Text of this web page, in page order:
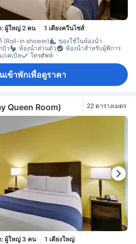
: ผู้ใหญ่ 2 คน
1 เตียงควีนไซส์
(Roll-in shower)
ของใช้ในห้องน้ำ
บัว ห้องน้ำส่วนตัว
ห้องน้ำสำหรับผู้พิการ
เคเบิล โทรศัพท์
เข้าพักเพื่อดูราคา
Queen Room) 22 ตารางเมตร
: ผู้ใหญ่ 3 คน
1 เตียงใหญ่